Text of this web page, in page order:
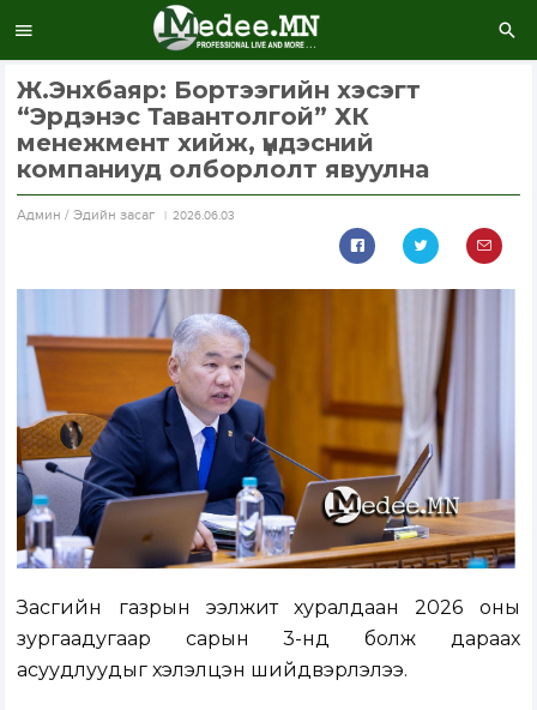
Ж.Энхбаяр: Бортээгийн хэсэгт
“Эрдэнэс Тавантолгой” ХК
менежмент хийж, үндэсний
компаниуд олборлолт явуулна
Aдмин / Эдийн засаг 2026.06.03
Засгийн газрын ээлжит хуралдаан 2026 оны
зургаадугаар сарын 3-нд болж дараах
асуудлуудыг хэлэлцэн шийдвэрлэлээ.